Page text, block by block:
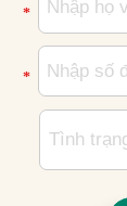
*
*